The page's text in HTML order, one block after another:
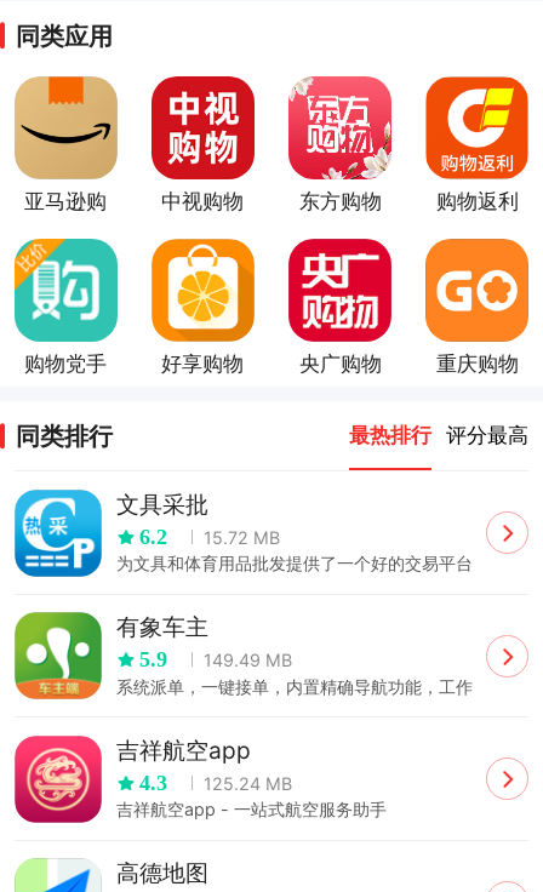
同类应用
亚马逊购
中视购物
东方购物
购物返利
购物党手
好享购物
央广购物
重庆购物
同类排行 最热排行 评分最高
文具采批
6.2
15.72 MB
为文具和体育用品批发提供了一个好的交易平台
有象车主
5.9
149.49 MB
系统派单，一键接单，内置精确导航功能，工作
吉祥航空app
4.3
125.24 MB
吉祥航空app - 一站式航空服务助手
高德地图